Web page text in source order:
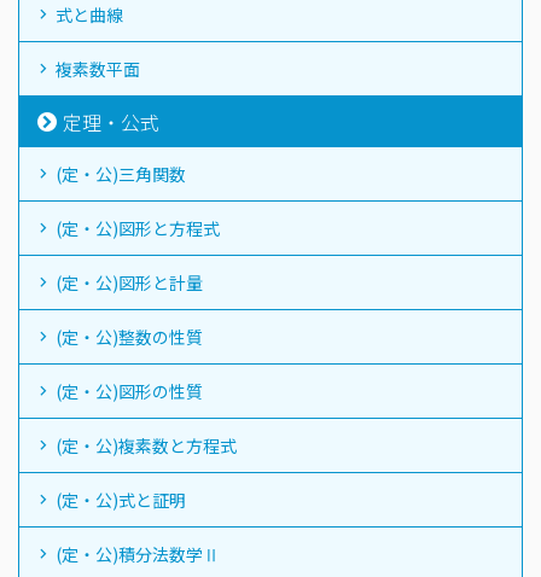
式と曲線
複素数平面
定理・公式
(定・公)三角関数
(定・公)図形と方程式
(定・公)図形と計量
(定・公)整数の性質
(定・公)図形の性質
(定・公)複素数と方程式
(定・公)式と証明
(定・公)積分法数学Ⅱ